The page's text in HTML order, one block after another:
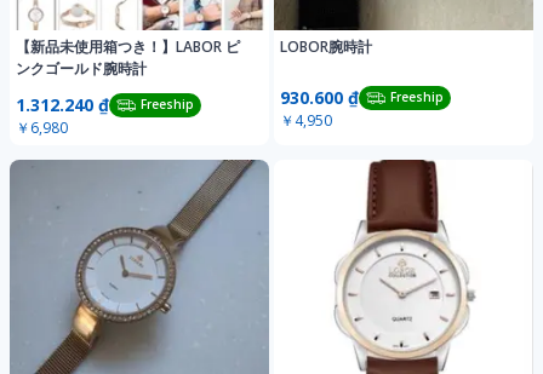
【新品未使用箱つき！】LABOR ピ
ンクゴールド腕時計
1.312.240 ₫ Freeship
￥6,980
LOBOR腕時計
930.600 ₫ Freeship
￥4,950